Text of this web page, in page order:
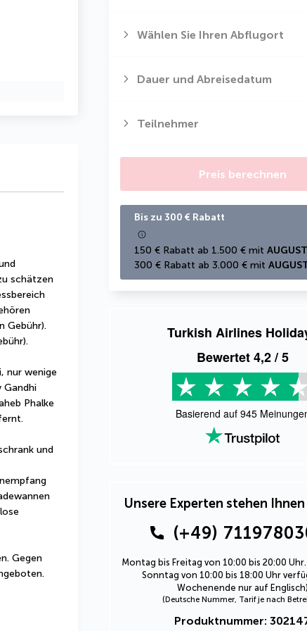
Wählen Sie Ihren Abflugort
Dauer und Abreisedatum
Teilnehmer
Preis berechnen
Bis zu 300 € Rabatt
150 € Rabatt ab 1.500 € mit
300 € Rabatt ab 3.000 € mit
Turkish Airlines
Bewertet4,2/ 5
Basierend auf 945
Unsere Experten stehen
(+49)
Montag bis Freitag von 10:00 bis 20:00 Uhr.
Sonntag von 10:00 bis 18:00 Uhr
Wochenende nur auf Englisch)
(Deutsche Nummer, Tarif je nach
Produktnummer:
schätzen
Gebühr).
nur wenige
Gandhi
Phalke
und
Gegen